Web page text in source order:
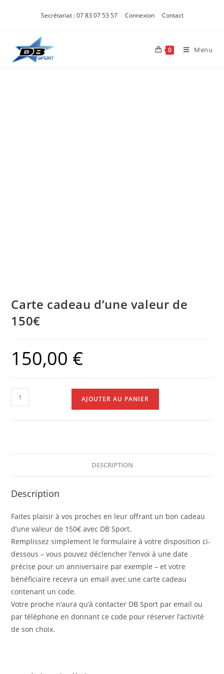
Secrétariat : 07 83 07 53 57 Connexion Contact
0 Menu
Carte cadeau d’une valeur de
150€
150,00 €
AJOUTER AU PANIER
DESCRIPTION
Description
Faites plaisir à vos proches en leur offrant un bon cadeau
d’une valeur de 150€ avec DB Sport.
Remplissez simplement le formulaire à votre disposition ci-
dessous – vous pouvez déclencher l’envoi à une date
précise pour un anniversaire par exemple – et votre
bénéficiaire recevra un email avec une carte cadeau
contenant un code.
Votre proche n’aura qu’à contacter DB Sport par email ou
par téléphone en donnant ce code pour réserver l’activité
de son choix.